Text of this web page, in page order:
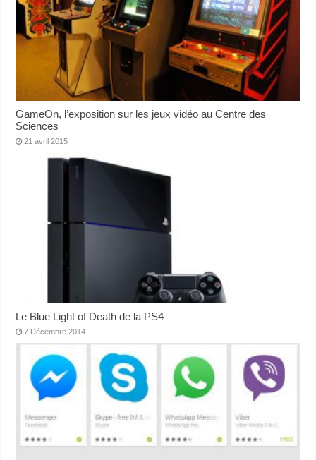
GameOn, l’exposition sur les jeux vidéo au Centre des
Sciences
21 avril 2015
Le Blue Light of Death de la PS4
7 Décembre 2014